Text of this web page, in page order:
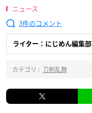
ニュース
3
ライター：にじめん編集部
カテゴリ : 刀剣乱舞